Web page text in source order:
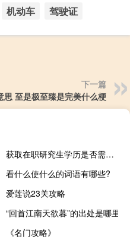
机动车 驾驶证
下一篇
思 至是极至臻是完美什么梗
获取在职研究生学历是否需要专科学历先进行升本教育
看什么使什么的词语有哪些?
爱莲说23关攻略
“回首江南天欲暮”的出处是哪里
《名门攻略》